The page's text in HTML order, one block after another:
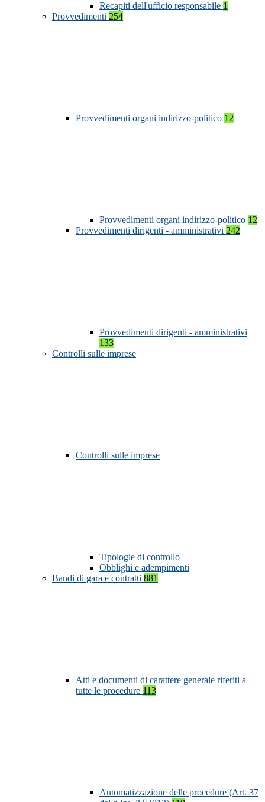
Recapiti dell'ufficio responsabile 1
Provvedimenti 254
Provvedimenti organi indirizzo-politico 12
Provvedimenti organi indirizzo-politico 12
Provvedimenti dirigenti - amministrativi 242
Provvedimenti dirigenti - amministrativi
133
Controlli sulle imprese
Controlli sulle imprese
Tipologie di controllo
Obblighi e adempimenti
Bandi di gara e contratti 881
Atti e documenti di carattere generale riferiti a
tutte le procedure 113
Automatizzazione delle procedure (Art. 37